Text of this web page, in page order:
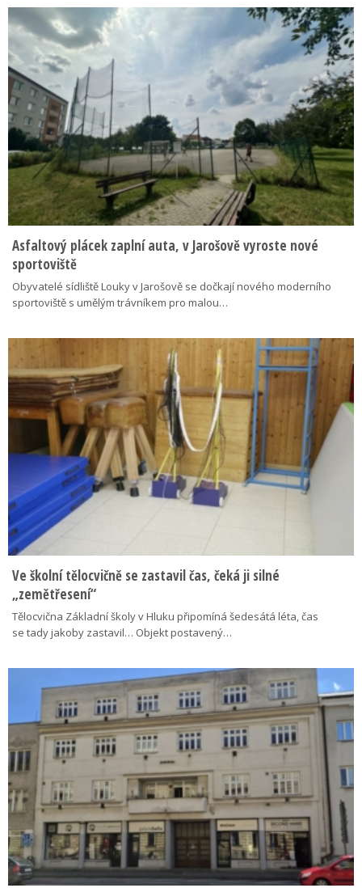
Asfaltový plácek zaplní auta, v Jarošově vyroste nové
sportoviště
Obyvatelé sídliště Louky v Jarošově se dočkají nového moderního
sportoviště s umělým trávníkem pro malou…
Ve školní tělocvičně se zastavil čas, čeká ji silné
„zemětřesení“
Tělocvična Základní školy v Hluku připomíná šedesátá léta, čas
se tady jakoby zastavil… Objekt postavený…